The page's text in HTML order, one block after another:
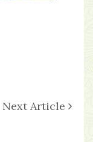
Next Article